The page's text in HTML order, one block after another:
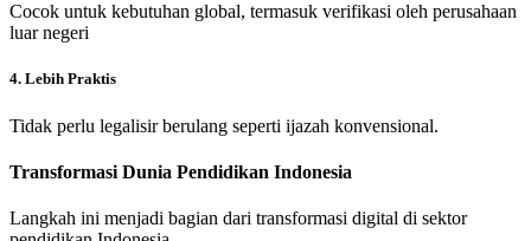
Cocok untuk kebutuhan global, termasuk verifikasi oleh perusahaan
luar negeri
4. Lebih Praktis
Tidak perlu legalisir berulang seperti ijazah konvensional.
Transformasi Dunia Pendidikan Indonesia
Langkah ini menjadi bagian dari transformasi digital di sektor